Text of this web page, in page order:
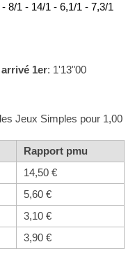
8/1 - 14/1 - 6,1/1 - 7,3/1
1er: 1'13"00
Jeux Simples pour 1,00
Rapport pmu
14,50 €
5,60 €
3,10 €
3,90 €